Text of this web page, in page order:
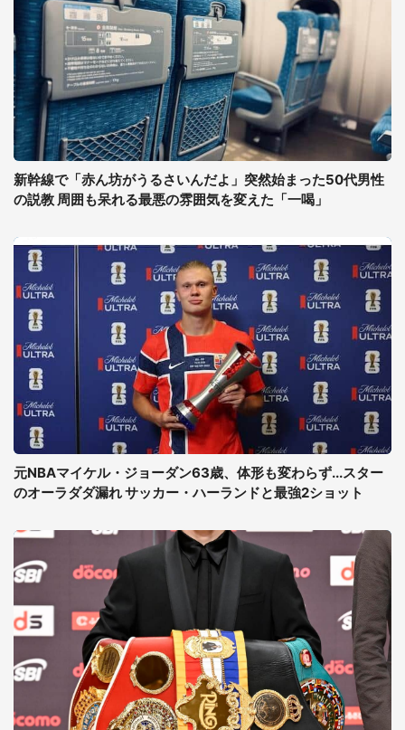
新幹線で「赤ん坊がうるさいんだよ」突然始まった50代男性
の説教 周囲も呆れる最悪の雰囲気を変えた「一喝」
元NBAマイケル・ジョーダン63歳、体形も変わらず...スター
のオーラダダ漏れ サッカー・ハーランドと最強2ショット